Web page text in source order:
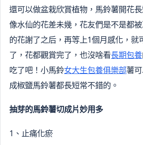
還可以做盆栽欣賞植物，馬鈴薯開花
像水仙的花差未幾，花友們是不是都
的花謝了之后，再等上1個月感化，就
了，花都觀賞完了，也沒啥看長期包養
吃了吧！小馬鈴女大生包養俱樂部薯
成椒鹽馬鈴薯都長短常不錯的。
抽芽的馬鈴薯切成片妙用多
1、止痛化瘀